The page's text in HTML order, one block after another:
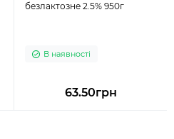
безлактозне 2.5% 950г
В наявності
63.50грн